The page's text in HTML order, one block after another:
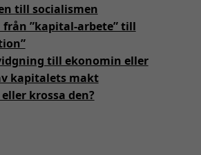
till socialismen
”kapital-arbete” till
till ekonomin eller
kapitalets makt
krossa den?